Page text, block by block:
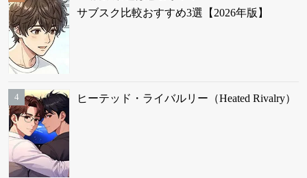
サブスク比較おすすめ3選【2026年版】
ヒーテッド・ライバルリー（Heated Rivalry）